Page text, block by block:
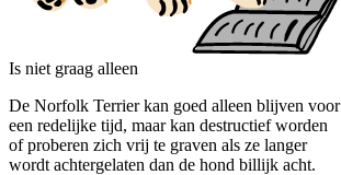
Is niet graag alleen
De Norfolk Terrier kan goed alleen blijven voor
een redelijke tijd, maar kan destructief worden
of proberen zich vrij te graven als ze langer
wordt achtergelaten dan de hond billijk acht.